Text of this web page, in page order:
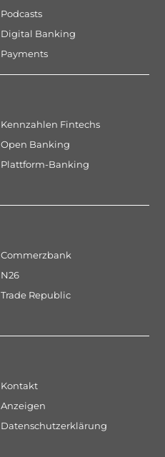
Podcasts
Digital Banking
Payments
Kennzahlen Fintechs
Open Banking
Plattform-Banking
Commerzbank
N26
Trade Republic
Kontakt
Anzeigen
Datenschutzerklärung